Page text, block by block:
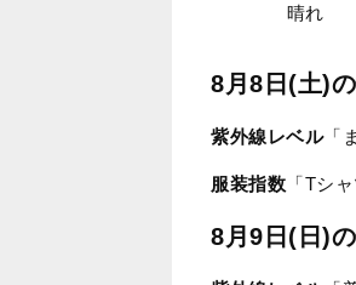
晴れ
8月8日(土)
紫外線レベル「
服装指数 「Tシ
8月9日(日)